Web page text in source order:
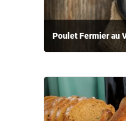
Poulet Fermier au
à leur bon fonctionnement.
Charte de confidentialité